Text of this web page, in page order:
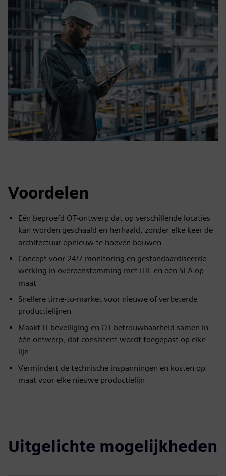
Voordelen
Eén beproefd OT-ontwerp dat op verschillende locaties
kan worden geschaald en herhaald, zonder elke keer de
architectuur opnieuw te hoeven bouwen
Concept voor 24/7 monitoring en gestandaardiseerde
werking in overeenstemming met ITIL en een SLA op
maat
Snellere time-to-market voor nieuwe of verbeterde
productielijnen
Maakt IT-beveiliging en OT-betrouwbaarheid samen in
één ontwerp, dat consistent wordt toegepast op elke
lijn
Vermindert de technische inspanningen en kosten op
maat voor elke nieuwe productielijn
Uitgelichte mogelijkheden